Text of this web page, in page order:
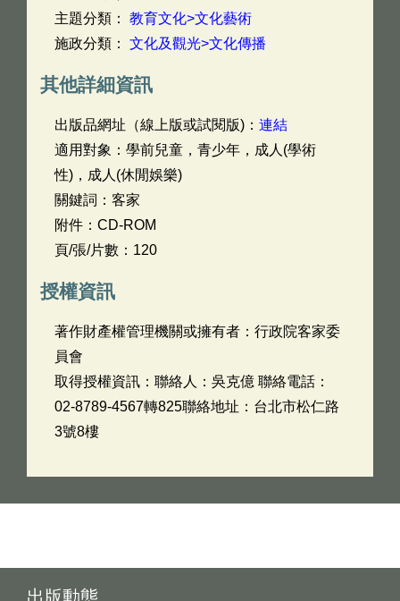
主題分類： 教育文化>文化藝術
施政分類： 文化及觀光>文化傳播
其他詳細資訊
出版品網址（線上版或試閱版)： 連結
適用對象：學前兒童，青少年，成人(學術
性)，成人(休閒娛樂)
關鍵詞：客家
附件：CD-ROM
頁/張/片數：120
授權資訊
著作財產權管理機關或擁有者：行政院客家委
員會
取得授權資訊：聯絡人：吳克億 聯絡電話：
02-8789-4567轉825聯絡地址：台北市松仁路
3號8樓
出版動態